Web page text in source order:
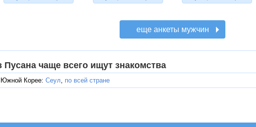
Пусана чаще всего ищут знакомства
Корее: Сеул, по всей стране